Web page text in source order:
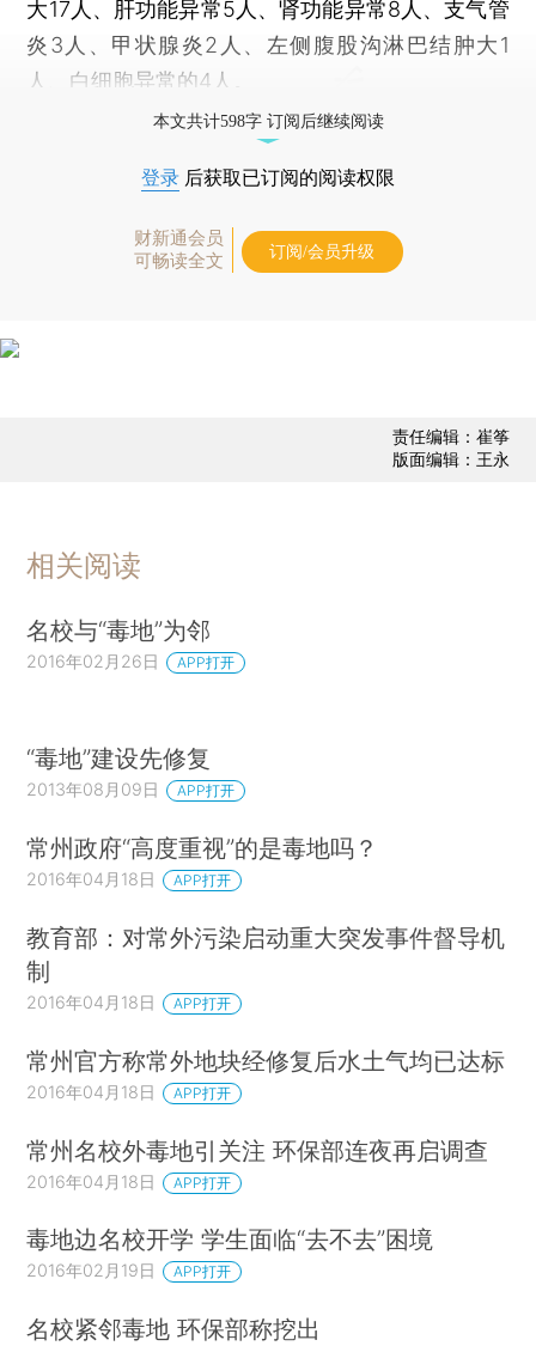
大17人、肝功能异常5人、肾功能异常8人、支气管
炎3人、甲状腺炎2人、左侧腹股沟淋巴结肿大1
人、白细胞异常的4人。
本文共计598字 订阅后继续阅读
登录 后获取已订阅的阅读权限
财新通会员
可畅读全文
订阅/会员升级
责任编辑：崔筝
版面编辑：王永
相关阅读
名校与“毒地”为邻
2016年02月26日 APP打开
“毒地”建设先修复
2013年08月09日 APP打开
常州政府“高度重视”的是毒地吗？
2016年04月18日 APP打开
教育部：对常外污染启动重大突发事件督导机
制
2016年04月18日 APP打开
常州官方称常外地块经修复后水土气均已达标
2016年04月18日 APP打开
常州名校外毒地引关注 环保部连夜再启调查
2016年04月18日 APP打开
毒地边名校开学 学生面临“去不去”困境
2016年02月19日 APP打开
名校紧邻毒地 环保部称挖出